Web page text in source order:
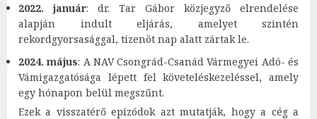
2022. január: dr. Tar Gábor közjegyző elrendelése
alapján indult eljárás, amelyet szintén
rekordgyorsasággal, tizenöt nap alatt zártak le.
2024. május: A NAV Csongrád-Csanád Vármegyei Adó- és
Vámigazgatósága lépett fel követeléskezeléssel, amely
egy hónapon belül megszűnt.
Ezek a visszatérő epizódok azt mutatják, hogy a cég a